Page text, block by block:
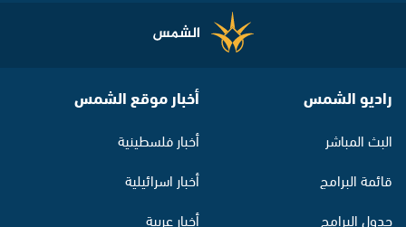
راديو الشمس
البث المباشر
قائمة البرامج
جدول البرامج
أخبار موقع الشمس
أخبار فلسطينية
أخبار اسرائيلية
أخبار عربية